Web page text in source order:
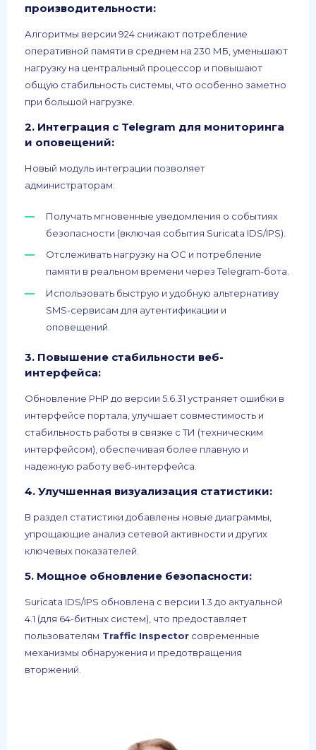
производительности:
Алгоритмы версии 924 снижают потребление
оперативной памяти в среднем на 230 МБ, уменьшают
нагрузку на центральный процессор и повышают
общую стабильность системы, что особенно заметно
при большой нагрузке.
2. Интеграция с Telegram для мониторинга
и оповещений:
Новый модуль интеграции позволяет
администраторам:
Получать мгновенные уведомления о событиях
безопасности (включая события Suricata IDS/IPS).
Отслеживать нагрузку на ОС и потребление
памяти в реальном времени через Telegram-бота.
Использовать быструю и удобную альтернативу
SMS-сервисам для аутентификации и
оповещений.
3. Повышение стабильности веб-
интерфейса:
Обновление PHP до версии 5.6.31 устраняет ошибки в
интерфейсе портала, улучшает совместимость и
стабильность работы в связке с ТИ (техническим
интерфейсом), обеспечивая более плавную и
надежную работу веб-интерфейса.
4. Улучшенная визуализация статистики:
В раздел статистики добавлены новые диаграммы,
упрощающие анализ сетевой активности и других
ключевых показателей.
5. Мощное обновление безопасности:
Suricata IDS/IPS обновлена с версии 1.3 до актуальной
4.1 (для 64-битных систем), что предоставляет
пользователям Traffic Inspector современные
механизмы обнаружения и предотвращения
вторжений.